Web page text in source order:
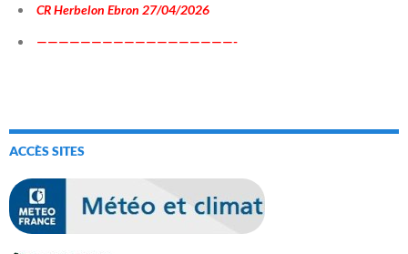
CR Herbelon Ebron 27/04/2026
——————————————————-
ACCÈS SITES